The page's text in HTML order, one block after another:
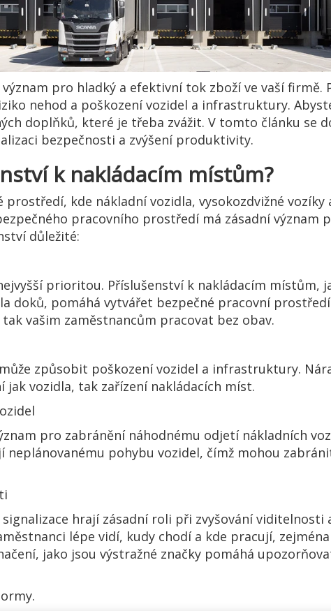
pro hladký a efektivní tok zboží ve vaší firmě.
nehod a poškození vozidel a infrastruktury.
doplňků, které je třeba zvážit. V tomto článku se
bezpečnosti a zvýšení produktivity.
k nakládacím místům?
prostředí, kde nákladní vozidla, vysokozdvižné
pracovního prostředí má zásadní význam
důležité:
prioritou. Příslušenství k nakládacím místům,
doků, pomáhá vytvářet bezpečné pracovní
vašim zaměstnancům pracovat bez obav.
způsobit poškození vozidel a infrastruktury.
vozidla, tak zařízení nakládacích míst.
pro zabránění náhodnému odjetí nákladních
pohybu vozidel, čímž mohou
hrají zásadní roli při zvyšování viditelnosti
lépe vidí, kudy chodí a kde pracují,
jako jsou výstražné značky pomáhá